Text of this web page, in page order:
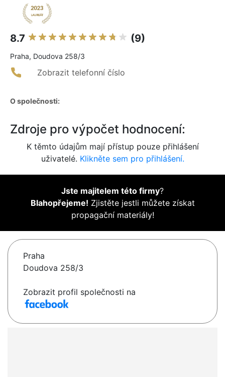
8.7 (9)
Praha, Doudova 258/3
Zobrazit telefonní číslo
O společnosti:
Zdroje pro výpočet hodnocení:
K těmto údajům mají přístup pouze přihlášení
uživatelé. Klikněte sem pro přihlášení.
Jste majitelem této firmy?
Blahopřejeme! Zjistěte jestli můžete získat
propagační materiály!
Praha
Doudova 258/3
Zobrazit profil společnosti na